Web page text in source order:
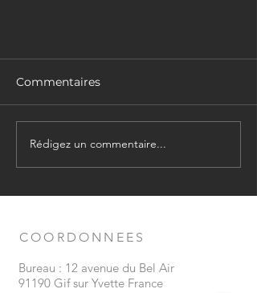
Ultraviolet
Commentaires
Rédigez un commentaire...
COORDONNEES
Bureau : 12 avenue du Bel Air
91190 Gif sur Yvette France